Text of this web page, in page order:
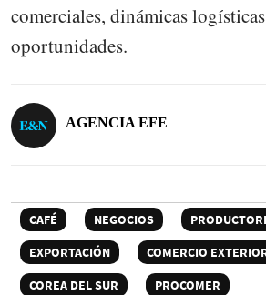
comerciales, dinámicas
oportunidades.
AGENCIA EFE
CAFÉ NEGOCIOS
EXPORTACIÓN
COMERCIO
COREA DEL SUR
PROCOMER